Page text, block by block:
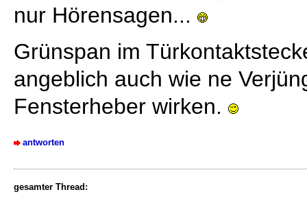
nur Hörensagen...
Grünspan im
angeblich auch wie ne
Fensterheber wirken.
antworten
gesamter Thread: